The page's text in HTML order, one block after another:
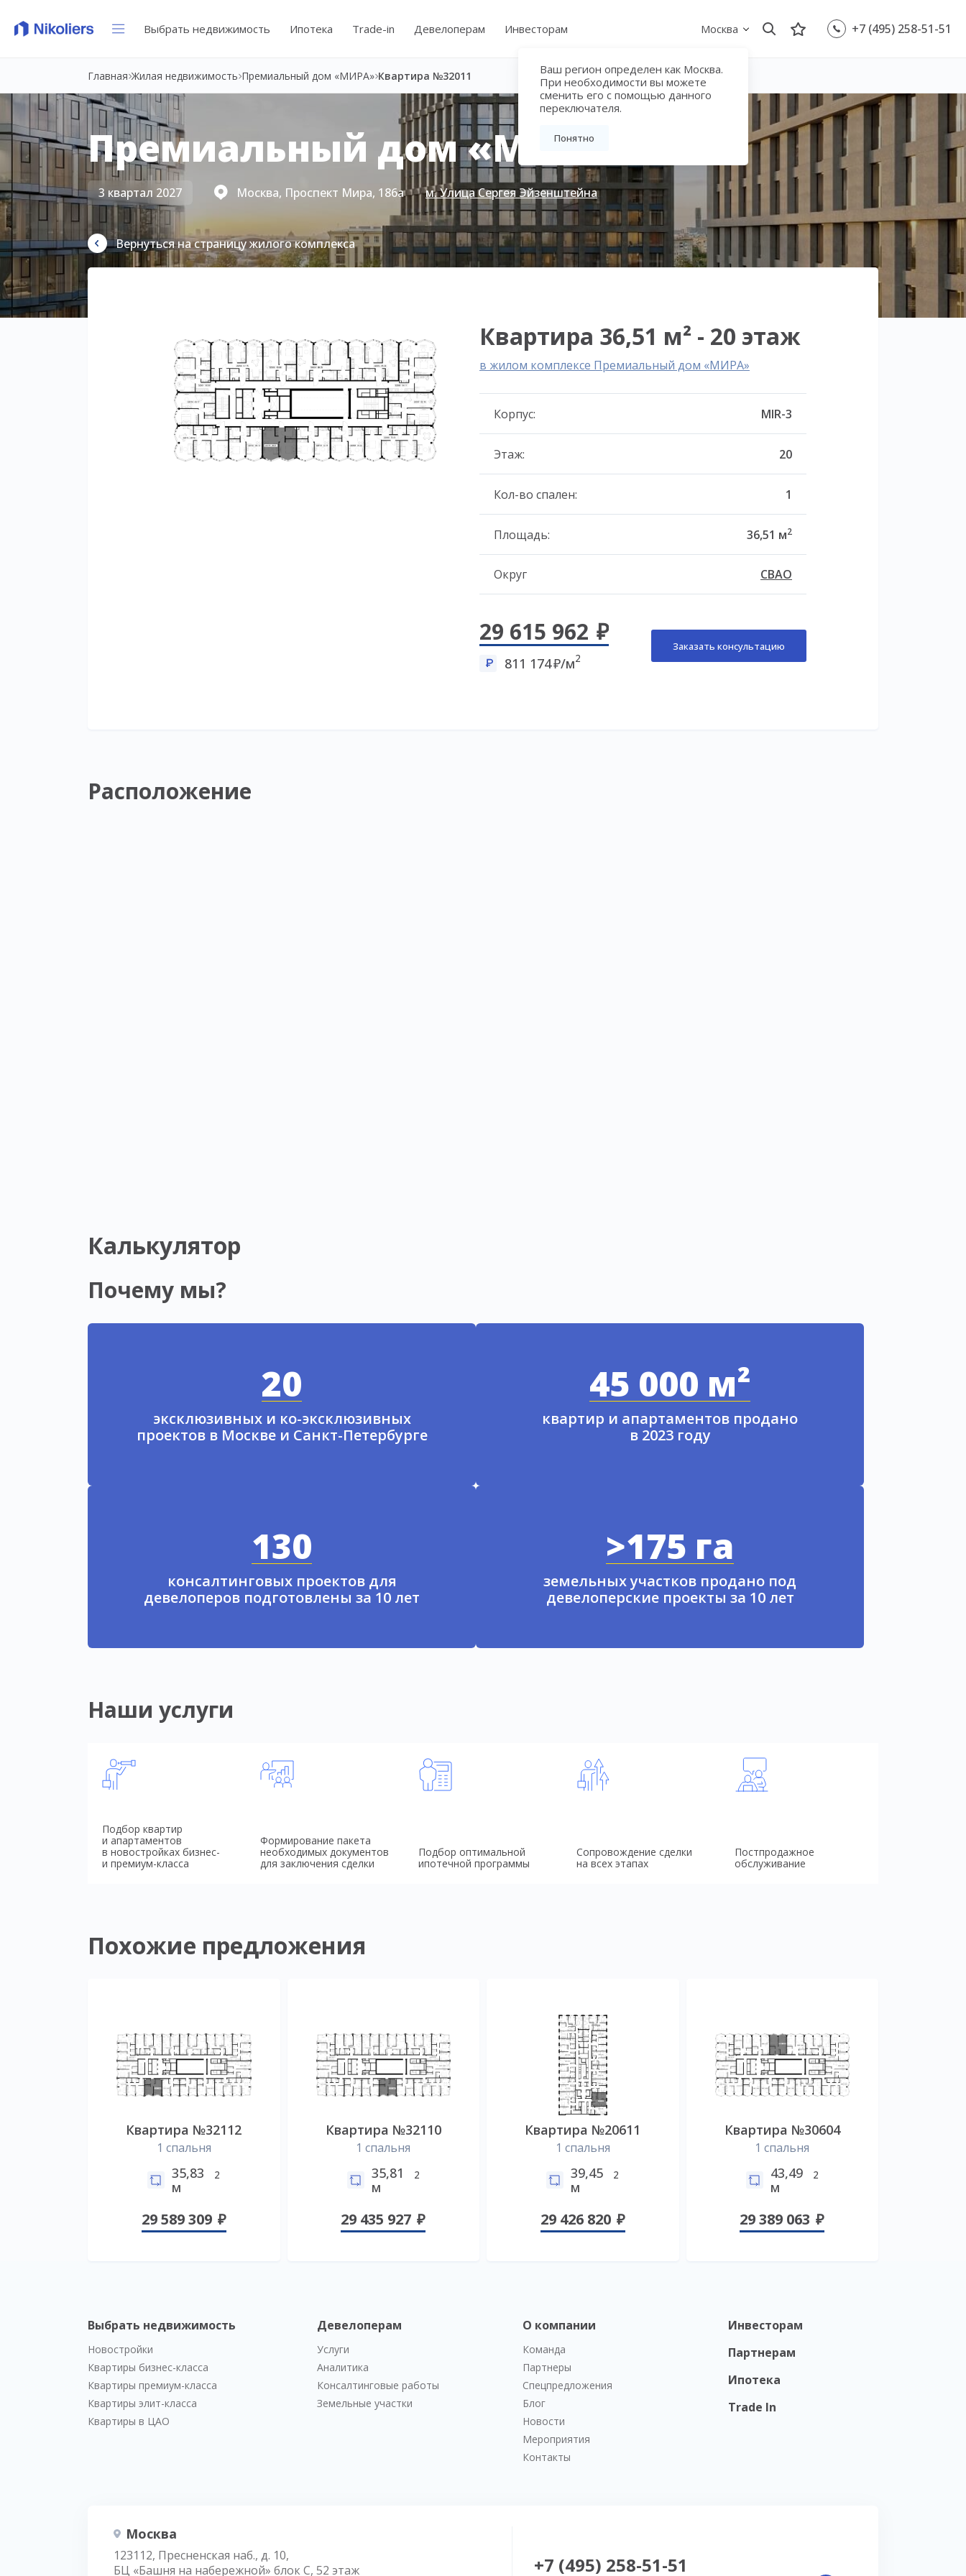
Выбрать недвижимость Ипотека Trade-in Девелоперам Инвесторам Москва
Ваш регион определен как Москва.
При необходимости вы можете
сменить его с помощью данного
переключателя.
Понятно
+7 (495) 258-51-51
Главная Жилая недвижимость Премиальный дом «МИРА» Квартира №32011
Премиальный дом «МИРА»
3 квартал 2027 Москва, Проспект Мира, 186а м. Улица Сергея Эйзенштейна
Вернуться на страницу жилого комплекса
Квартира 36,51 м² - 20 этаж
в жилом комплексе Премиальный дом «МИРА»
Корпус: MIR-3
Этаж: 20
Кол-во спален: 1
Площадь: 36,51 м2
Округ СВАО
29 615 962
811 174 /м2
Заказать консультацию
Расположение
Калькулятор
Почему мы?
20
эксклюзивных и ко-эксклюзивных
проектов в Москве и Санкт-Петербурге
45 000 м²
квартир и апартаментов продано
в 2023 году
130
консалтинговых проектов для
девелоперов подготовлены за 10 лет
>175 га
земельных участков продано под
девелоперские проекты за 10 лет
Наши услуги
Подбор квартир
и апартаментов
в новостройках бизнес-
и премиум-класса
Формирование пакета
необходимых документов
для заключения сделки
Подбор оптимальной
ипотечной программы
Сопровождение сделки
на всех этапах
Постпродажное
обслуживание
Похожие предложения
Квартира №32112
1 спальня
35,83
м
2
29 589 309
Квартира №32110
1 спальня
35,81
м
2
29 435 927
Квартира №20611
1 спальня
39,45
м
2
29 426 820
Квартира №30604
1 спальня
43,49
м
2
29 389 063
Выбрать недвижимость
Новостройки
Квартиры бизнес-класса
Квартиры премиум-класса
Квартиры элит-класса
Квартиры в ЦАО
Девелоперам
Услуги
Аналитика
Консалтинговые работы
Земельные участки
О компании
Команда
Партнеры
Спецпредложения
Блог
Новости
Мероприятия
Контакты
Инвесторам
Партнерам
Ипотека
Trade In
Москва
123112, Пресненская наб., д. 10,
БЦ «Башня на набережной» блок С, 52 этаж
+7 (495) 258-51-51